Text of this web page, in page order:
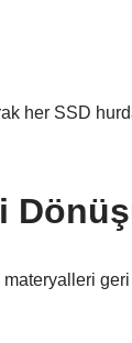
her SSD